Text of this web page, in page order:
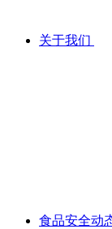
关于我们
食品安全动